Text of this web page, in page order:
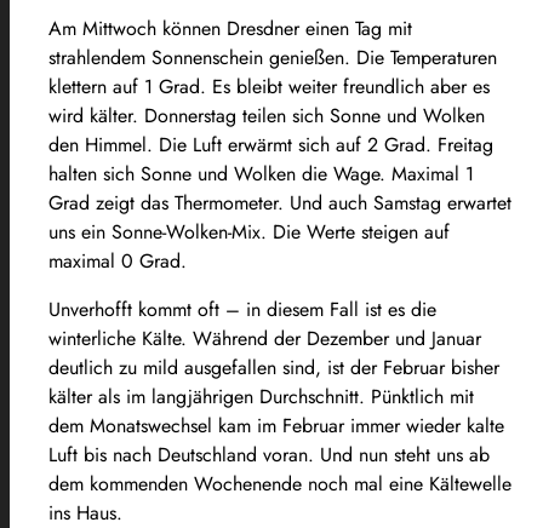
Am Mittwoch können Dresdner einen Tag mit
strahlendem Sonnenschein genießen. Die Temperaturen
klettern auf 1 Grad. Es bleibt weiter freundlich aber es
wird kälter. Donnerstag teilen sich Sonne und Wolken
den Himmel. Die Luft erwärmt sich auf 2 Grad. Freitag
halten sich Sonne und Wolken die Wage. Maximal 1
Grad zeigt das Thermometer. Und auch Samstag erwartet
uns ein Sonne-Wolken-Mix. Die Werte steigen auf
maximal 0 Grad.
Unverhofft kommt oft – in diesem Fall ist es die
winterliche Kälte. Während der Dezember und Januar
deutlich zu mild ausgefallen sind, ist der Februar bisher
kälter als im langjährigen Durchschnitt. Pünktlich mit
dem Monatswechsel kam im Februar immer wieder kalte
Luft bis nach Deutschland voran. Und nun steht uns ab
dem kommenden Wochenende noch mal eine Kältewelle
ins Haus.